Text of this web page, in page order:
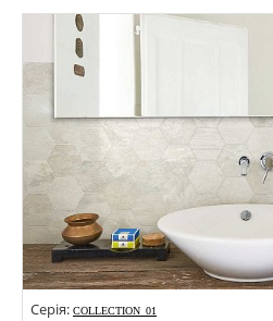
Стилі: Під бетон; Під камінь;
Кольори:
Серія: COLLECTION_01